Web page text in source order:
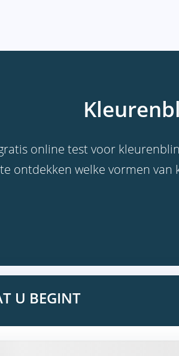
online test voor
ontdekken welke vormen
U BEGINT